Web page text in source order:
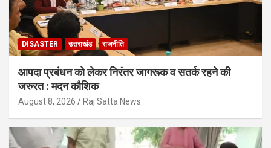
DISASTER उत्तराखंड राजनीति
आपदा प्रबंधन को लेकर निरंतर जागरूक व सतर्क रहने की
जरुरत : मदन कौशिक
August 8, 2026 Raj Satta News